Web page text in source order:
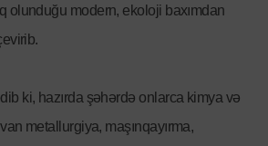
olunduğu modern, ekoloji baxımdan
ki, hazırda şəhərdə onlarca kimya və
metallurgiya, maşınqayırma,